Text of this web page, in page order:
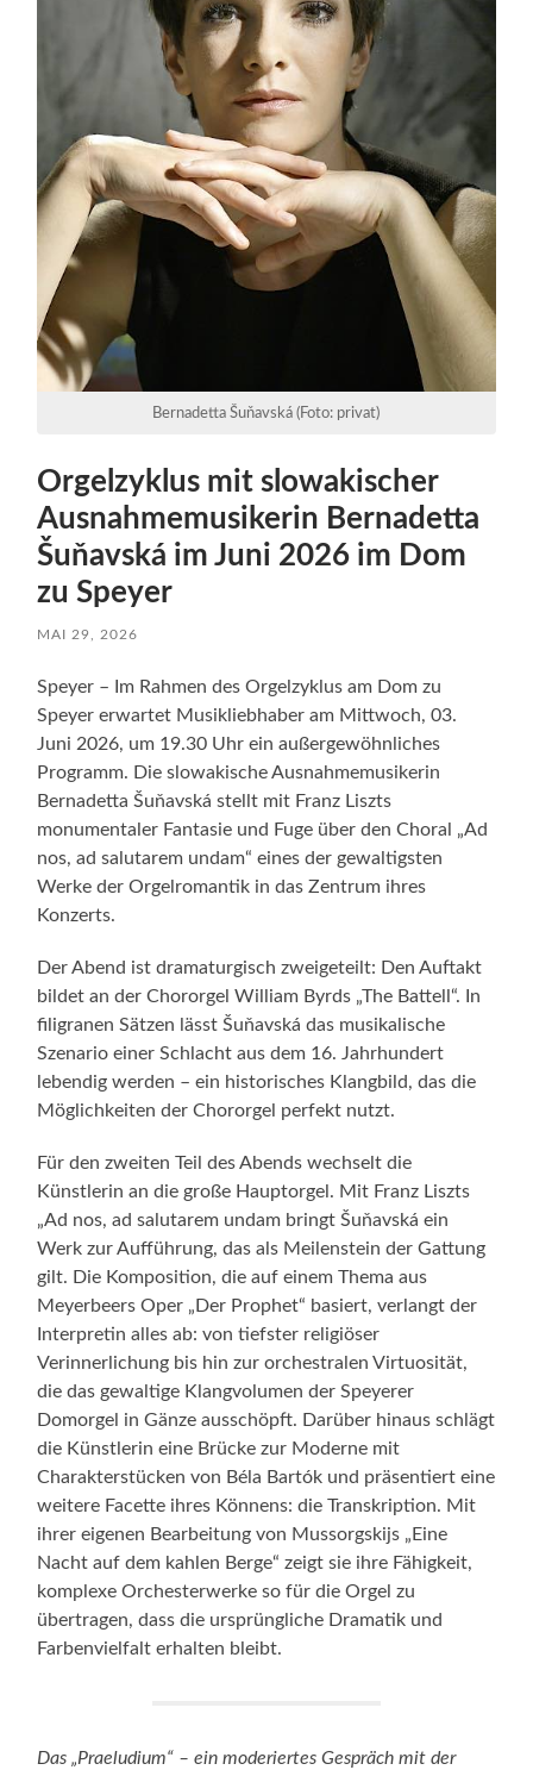
Bernadetta Šuňavská (Foto: privat)
Orgelzyklus mit slowakischer
Ausnahmemusikerin Bernadetta
Šuňavská im Juni 2026 im Dom
zu Speyer
MAI 29, 2026
Speyer – Im Rahmen des Orgelzyklus am Dom zu
Speyer erwartet Musikliebhaber am Mittwoch, 03.
Juni 2026, um 19.30 Uhr ein außergewöhnliches
Programm. Die slowakische Ausnahmemusikerin
Bernadetta Šuňavská stellt mit Franz Liszts
monumentaler Fantasie und Fuge über den Choral „Ad
nos, ad salutarem undam“ eines der gewaltigsten
Werke der Orgelromantik in das Zentrum ihres
Konzerts.
Der Abend ist dramaturgisch zweigeteilt: Den Auftakt
bildet an der Chororgel William Byrds „The Battell“. In
filigranen Sätzen lässt Šuňavská das musikalische
Szenario einer Schlacht aus dem 16. Jahrhundert
lebendig werden – ein historisches Klangbild, das die
Möglichkeiten der Chororgel perfekt nutzt.
Für den zweiten Teil des Abends wechselt die
Künstlerin an die große Hauptorgel. Mit Franz Liszts
„Ad nos, ad salutarem undam bringt Šuňavská ein
Werk zur Aufführung, das als Meilenstein der Gattung
gilt. Die Komposition, die auf einem Thema aus
Meyerbeers Oper „Der Prophet“ basiert, verlangt der
Interpretin alles ab: von tiefster religiöser
Verinnerlichung bis hin zur orchestralen Virtuosität,
die das gewaltige Klangvolumen der Speyerer
Domorgel in Gänze ausschöpft. Darüber hinaus schlägt
die Künstlerin eine Brücke zur Moderne mit
Charakterstücken von Béla Bartók und präsentiert eine
weitere Facette ihres Könnens: die Transkription. Mit
ihrer eigenen Bearbeitung von Mussorgskijs „Eine
Nacht auf dem kahlen Berge“ zeigt sie ihre Fähigkeit,
komplexe Orchesterwerke so für die Orgel zu
übertragen, dass die ursprüngliche Dramatik und
Farbenvielfalt erhalten bleibt.
Das „Praeludium“ – ein moderiertes Gespräch mit der